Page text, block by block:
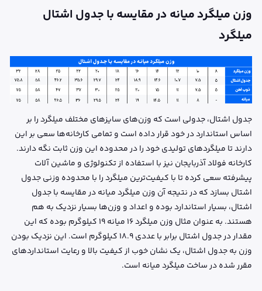
وزن میلگرد میانه در مقایسه با جدول اشتال
میلگرد
جدول اشتال، جدولی است که وزن‌های سایزهای مختلف میلگرد را بر
اساس استاندارد در خود قرار داده است و تمامی کارخانه‌ها سعی بر این
دارند تا میلگردهای تولیدی خود را در محدوده این وزن ثابت نگه دارند.
کارخانه فولاد آذربایجان نیز با استفاده از تکنولوژی‌ و ماشین آلات
پیشرفته سعی کرده تا با کیفیت‌ترین میلگرد را با محدوده وزنی جدول
اشتال بسازد که در نتیجه آن وزن میلگرد میانه در مقایسه با جدول
اشتال، بسیار استاندارد بوده و اعداد و وزن‌ها بسیار نزدیک به هم
هستند. به عنوان مثال وزن میلگرد ۱۶ میانه ۱۹ کیلوگرم بوده که این
مقدار در جدول اشتال برابر با عددی ۱۸.۹ کیلوگرم است. این نزدیک بودن
وزن به جدول اشتال، یک نشان خوب از کیفیت بالا و رعایت استانداردهای
مقرر شده در ساخت میلگرد میانه است.